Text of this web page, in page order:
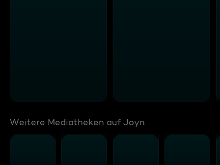
Weitere Mediatheken auf Joyn